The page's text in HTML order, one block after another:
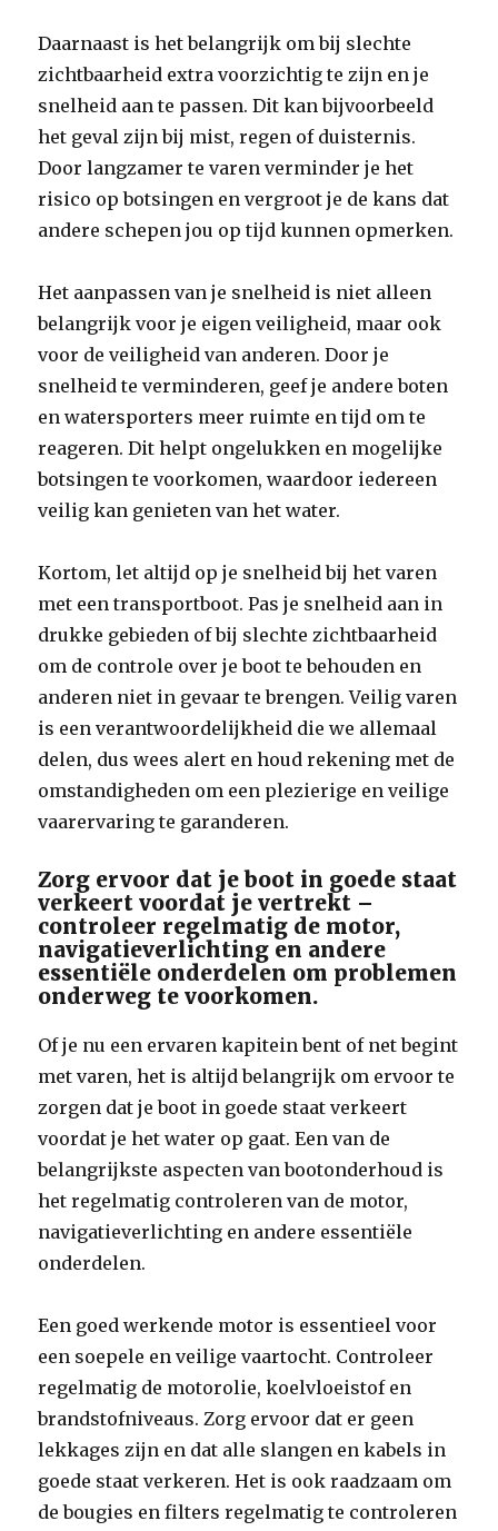
Daarnaast is het belangrijk om bij slechte
zichtbaarheid extra voorzichtig te zijn en je
snelheid aan te passen. Dit kan bijvoorbeeld
het geval zijn bij mist, regen of duisternis.
Door langzamer te varen verminder je het
risico op botsingen en vergroot je de kans dat
andere schepen jou op tijd kunnen opmerken.
Het aanpassen van je snelheid is niet alleen
belangrijk voor je eigen veiligheid, maar ook
voor de veiligheid van anderen. Door je
snelheid te verminderen, geef je andere boten
en watersporters meer ruimte en tijd om te
reageren. Dit helpt ongelukken en mogelijke
botsingen te voorkomen, waardoor iedereen
veilig kan genieten van het water.
Kortom, let altijd op je snelheid bij het varen
met een transportboot. Pas je snelheid aan in
drukke gebieden of bij slechte zichtbaarheid
om de controle over je boot te behouden en
anderen niet in gevaar te brengen. Veilig varen
is een verantwoordelijkheid die we allemaal
delen, dus wees alert en houd rekening met de
omstandigheden om een plezierige en veilige
vaarervaring te garanderen.
Zorg ervoor dat je boot in goede staat
verkeert voordat je vertrekt –
controleer regelmatig de motor,
navigatieverlichting en andere
essentiële onderdelen om problemen
onderweg te voorkomen.
Of je nu een ervaren kapitein bent of net begint
met varen, het is altijd belangrijk om ervoor te
zorgen dat je boot in goede staat verkeert
voordat je het water op gaat. Een van de
belangrijkste aspecten van bootonderhoud is
het regelmatig controleren van de motor,
navigatieverlichting en andere essentiële
onderdelen.
Een goed werkende motor is essentieel voor
een soepele en veilige vaartocht. Controleer
regelmatig de motorolie, koelvloeistof en
brandstofniveaus. Zorg ervoor dat er geen
lekkages zijn en dat alle slangen en kabels in
goede staat verkeren. Het is ook raadzaam om
de bougies en filters regelmatig te controleren